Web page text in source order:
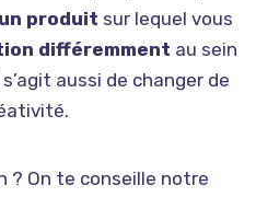
produit sur lequel vous
différemment au sein
aussi de changer de
? On te conseille notre